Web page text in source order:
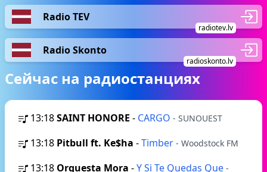
Radio TEV
radiotev.lv
Radio Skonto
radioskonto.lv
Сейчас на радиостанциях
13:18SAINT HONORE - CARGO - SUNOUEST
13:18 Pitbull ft. Ke$ha -Timber - Woodstock FM
13:18 Orquesta Mora -Y Si Te Quedas Que -